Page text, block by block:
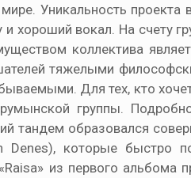
Уникальность
хороший вокал. На счету
коллектива
тяжелыми
Для тех, кто
группы.
тандем образовался
которые быстро
из первого альбома